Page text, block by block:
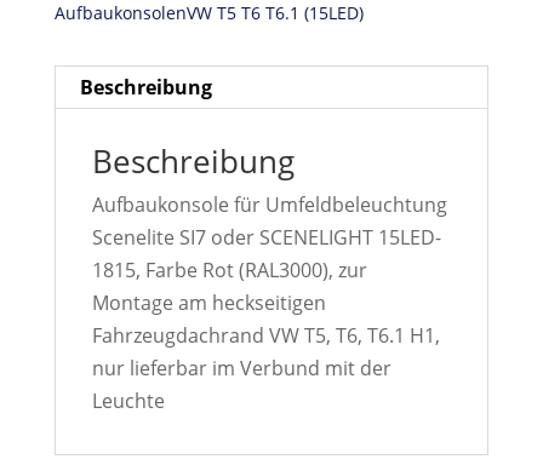
AufbaukonsolenVW T5 T6 T6.1 (15LED)
Beschreibung
Beschreibung
Aufbaukonsole für Umfeldbeleuchtung
Scenelite SI7 oder SCENELIGHT 15LED-
1815, Farbe Rot (RAL3000), zur
Montage am heckseitigen
Fahrzeugdachrand VW T5, T6, T6.1 H1,
nur lieferbar im Verbund mit der
Leuchte